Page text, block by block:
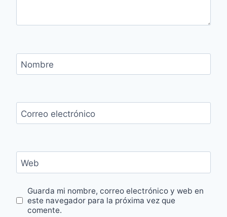
Nombre
Correo electrónico
Web
Guarda mi nombre, correo electrónico y web en
este navegador para la próxima vez que
comente.